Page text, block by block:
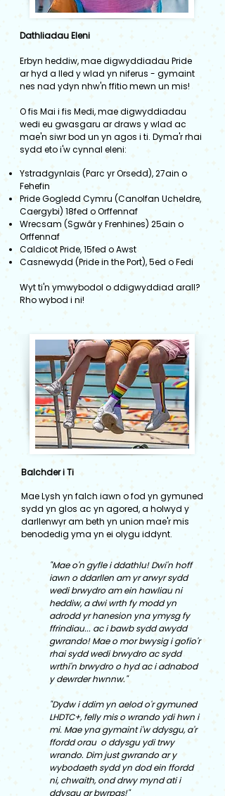
Dathliadau Eleni
Erbyn heddiw, mae digwyddiadau Pride
ar hyd a lled y wlad yn niferus - gymaint
nes nad ydyn nhw'n ffitio mewn un mis!
O fis Mai i fis Medi, mae digwyddiadau
wedi eu gwasgaru ar draws y wlad ac
mae'n siwr bod un yn agos i ti. Dyma'r rhai
sydd eto i'w cynnal eleni:
Ystradgynlais (Parc yr Orsedd), 27ain o
Fehefin
Pride Gogledd Cymru (Canolfan Ucheldre,
Caergybi) 18fed o Orffennaf
Wrecsam (Sgwâr y Frenhines) 25ain o
Orffennaf
Caldicot Pride, 15fed o Awst
Casnewydd (Pride in the Port), 5ed o Fedi
Wyt ti'n ymwybodol o ddigwyddiad arall?
Rho wybod i ni!
Balchder i Ti
Mae Lysh yn falch iawn o fod yn gymuned
sydd yn glos ac yn agored, a holwyd y
darllenwyr am beth yn union mae'r mis
benodedig yma yn ei olygu iddynt.
"Mae o'n gyfle i ddathlu! Dwi'n hoff
iawn o ddarllen am yr arwyr sydd
wedi brwydro am ein hawliau ni
heddiw, a dwi wrth fy modd yn
adrodd yr hanesion yna ymysg fy
ffrindiau... ac i bawb sydd awydd
gwrando! Mae o mor bwysig i gofio'r
rhai sydd wedi brwydro ac sydd
wrthi'n brwydro o hyd ac i adnabod
y dewrder hwnnw."
"Dydw i ddim yn aelod o'r gymuned
LHDTC+, felly mis o wrando ydi hwn i
mi. Mae yna gymaint i'w ddysgu, a'r
ffordd orau o ddysgu ydi trwy
wrando. Dim just gwrando ar y
wybodaeth sydd yn dod ein ffordd
ni, chwaith, ond drwy mynd ati i
ddysgu ar bwrpas!"